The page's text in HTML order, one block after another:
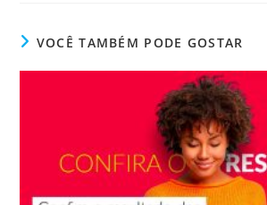
VOCÊ TAMBÉM PODE GOSTAR